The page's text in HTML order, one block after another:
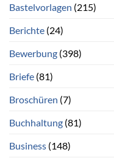
Bastelvorlagen (215)
Berichte (24)
Bewerbung (398)
Briefe (81)
Broschüren (7)
Buchhaltung (81)
Business (148)